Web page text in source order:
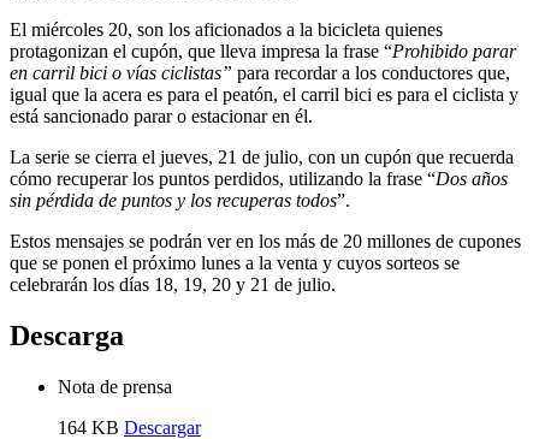
El miércoles 20, son los aficionados a la bicicleta quienes
protagonizan el cupón, que lleva impresa la frase “Prohibido parar
en carril bici o vías ciclistas” para recordar a los conductores que,
igual que la acera es para el peatón, el carril bici es para el ciclista y
está sancionado parar o estacionar en él.
La serie se cierra el jueves, 21 de julio, con un cupón que recuerda
cómo recuperar los puntos perdidos, utilizando la frase “Dos años
sin pérdida de puntos y los recuperas todos”.
Estos mensajes se podrán ver en los más de 20 millones de cupones
que se ponen el próximo lunes a la venta y cuyos sorteos se
celebrarán los días 18, 19, 20 y 21 de julio.
Descarga
Nota de prensa
164 KB Descargar